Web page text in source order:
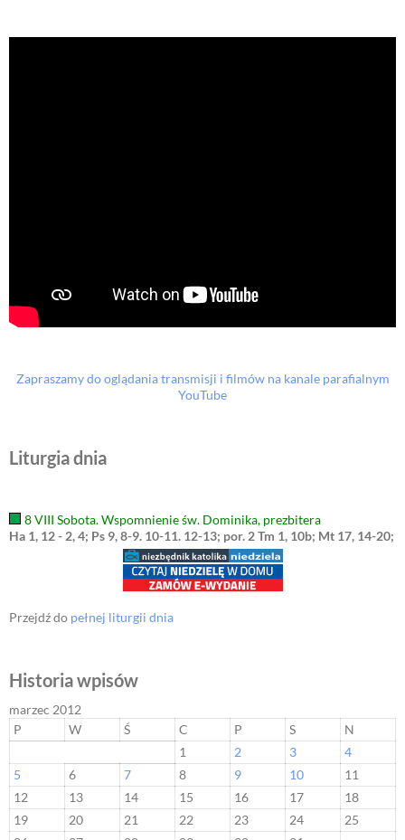
Zapraszamy do oglądania transmisji i filmów na kanale parafialnym
YouTube
Liturgia dnia
8 VIII Sobota. Wspomnienie św. Dominika, prezbitera
Ha 1, 12 - 2, 4; Ps 9, 8-9. 10-11. 12-13; por. 2 Tm 1, 10b; Mt 17, 14-20;
Przejdź do pełnej liturgii dnia
Historia wpisów
marzec 2012
P
W Ś C P S
N
1
2 3
4
5
6 7 8 9 10
11
12
13 14 15 16 17
18
19
20 21 22 23 24
25